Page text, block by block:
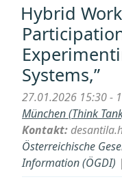
Hybrid
Systems,”
27.01.2026 15:30 -
München (Think
Kontakt:
Österreichische
Information (ÖGDI) |